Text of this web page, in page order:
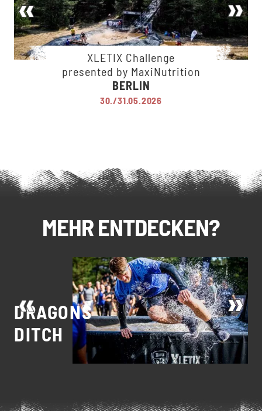
XLETIX Challenge
presented by MaxiNutrition
BERLIN
30./31.05.2026
MEHR ENTDECKEN?
DRAGONS
DITCH